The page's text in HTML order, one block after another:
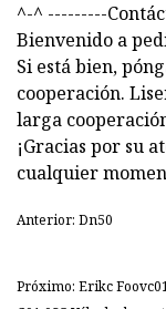
^-^ ---------
Bienvenido a
Si está bien,
cooperación.
larga
¡Gracias por su
cualquier
Anterior: Dn50
Próximo: Erikc